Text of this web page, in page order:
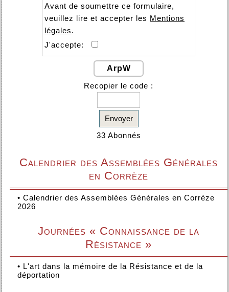
Avant de soumettre ce formulaire,
veuillez lire et accepter les Mentions
légales.
J'accepte:
ArpW
Recopier le code :
Envoyer
33 Abonnés
Calendrier des Assemblées Générales
en Corrèze
• Calendrier des Assemblées Générales en Corrèze
2026
Journées « Connaissance de la
Résistance »
• L'art dans la mémoire de la Résistance et de la
déportation